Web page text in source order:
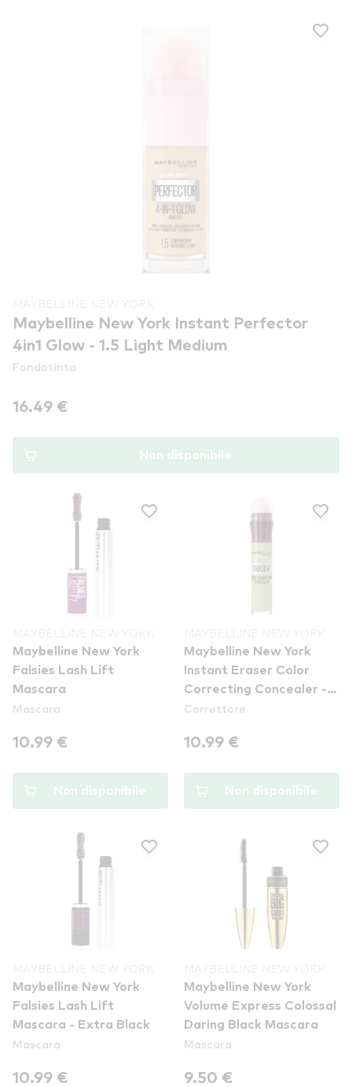
Maybelline New York Instant Perfector
4in1 Glow - 1.5 Light Medium
Fondotinta
16.49 €
Non disponibile
Maybelline New York
Falsies Lash Lift
Mascara
Mascara
10.99 €
Non disponibile
Maybelline New York
Instant Eraser Color
Correcting Concealer -
Green
Correttore
10.99 €
Non disponibile
Maybelline New York
Falsies Lash Lift
Mascara - Extra Black
Mascara
10.99 €
Maybelline New York
Volume Express Colossal
Daring Black Mascara
Mascara
9.50 €